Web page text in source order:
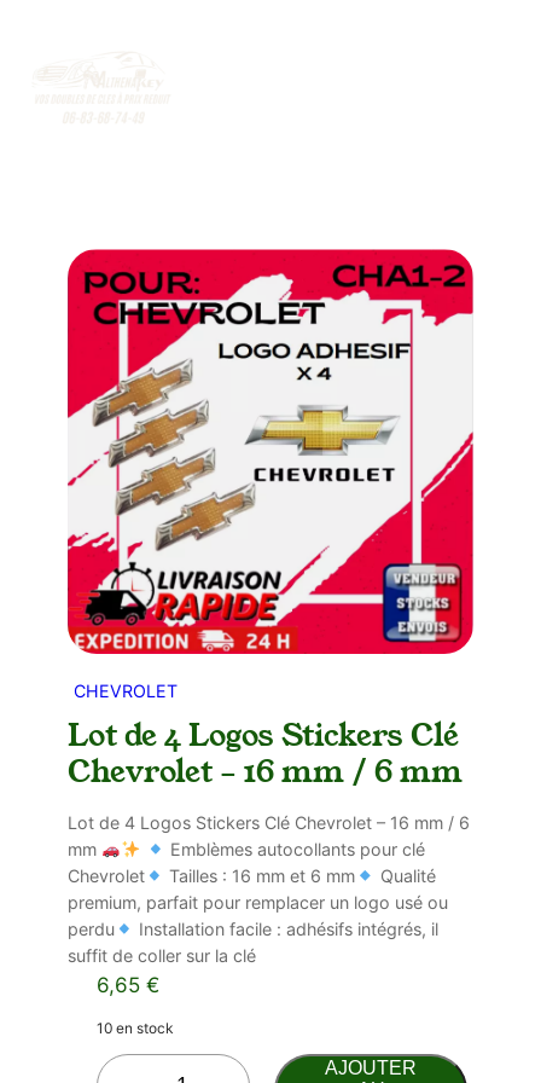
CHEVROLET
Lot de 4 Logos Stickers Clé
Chevrolet – 16 mm / 6 mm
Lot de 4 Logos Stickers Clé Chevrolet – 16 mm / 6
mm
Emblèmes autocollants pour clé
Chevrolet
Tailles : 16 mm et 6 mm
Qualité
premium, parfait pour remplacer un logo usé ou
perdu
Installation facile : adhésifs intégrés, il
suffit de coller sur la clé
6,65 €
10 en stock
q
AJOUTER